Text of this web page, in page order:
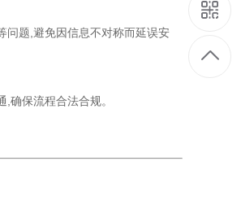
问题,避免因信息不对称而延误安
确保流程合法合规。